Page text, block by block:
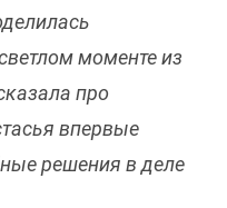
моменте из
про
впервые
решения в деле